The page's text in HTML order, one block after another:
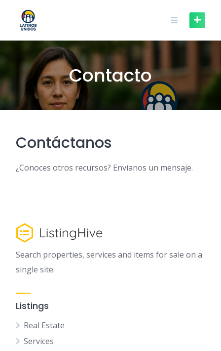
content
Contacto
Contáctanos
¿Conoces otros recursos? Envíanos un mensaje.
Search properties, services and items for sale on a
single site.
Listings
Real Estate
Services